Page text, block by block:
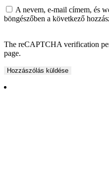
A nevem, e-mail címem, és
böngészőben a következő
The reCAPTCHA verification
page.